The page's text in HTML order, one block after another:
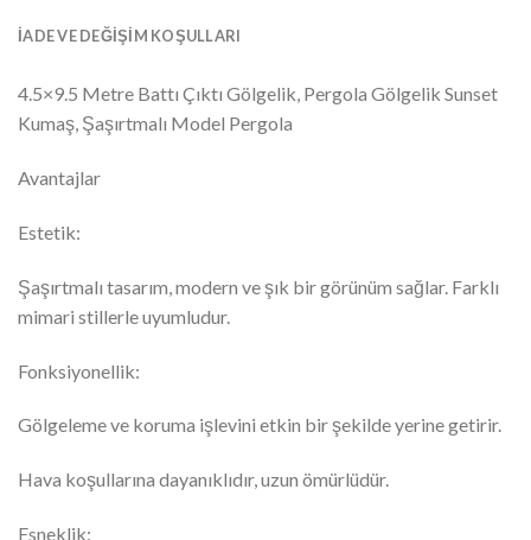
İADE VE DEĞIŞIM KOŞULLARI
4.5×9.5 Metre Battı Çıktı Gölgelik, Pergola Gölgelik Sunset
Kumaş, Şaşırtmalı Model Pergola
Avantajlar
Estetik:
Şaşırtmalı tasarım, modern ve şık bir görünüm sağlar. Farklı
mimari stillerle uyumludur.
Fonksiyonellik:
Gölgeleme ve koruma işlevini etkin bir şekilde yerine getirir.
Hava koşullarına dayanıklıdır, uzun ömürlüdür.
Esneklik: